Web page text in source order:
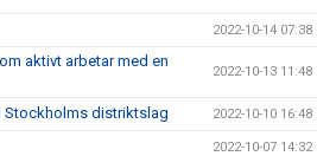
2022-10-14 07:38
aktivt arbetar med en
2022-10-13 11:48
Stockholms distriktslag 2022-10-10 16:48
2022-10-07 14:32